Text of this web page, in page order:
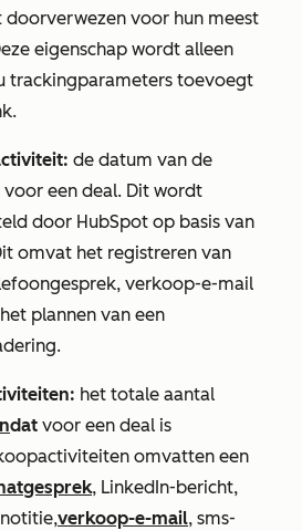
voor hun meest
eigenschap wordt alleen
trackingparameters toevoegt
de datum van de
een deal. Dit wordt
door HubSpot op basis van
omvat het registreren van
verkoop-e-mail
plannen van een
het totale aantal
dat voor een deal is
omvatten een
, LinkedIn-bericht,
verkoop-e-mail, sms-